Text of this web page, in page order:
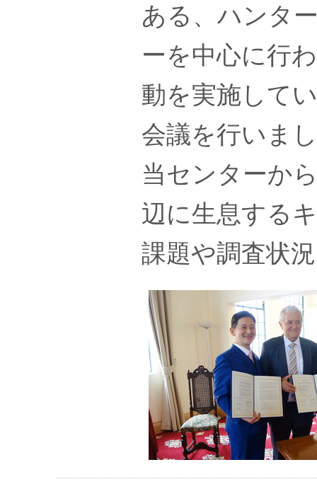
ある、ハンタ
ーを中心に行
動を実施して
会議を行いま
当センターか
辺に生息する
課題や調査状